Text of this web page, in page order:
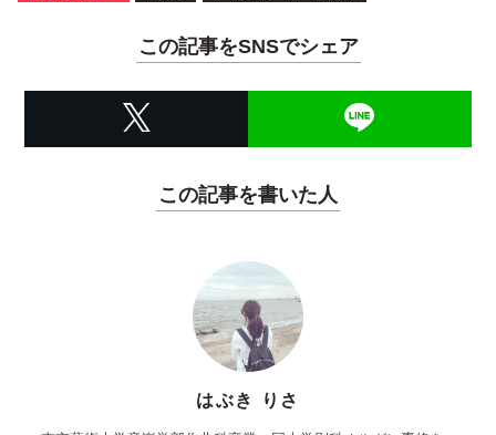
この記事をSNSでシェア
この記事を書いた人
はぶき りさ